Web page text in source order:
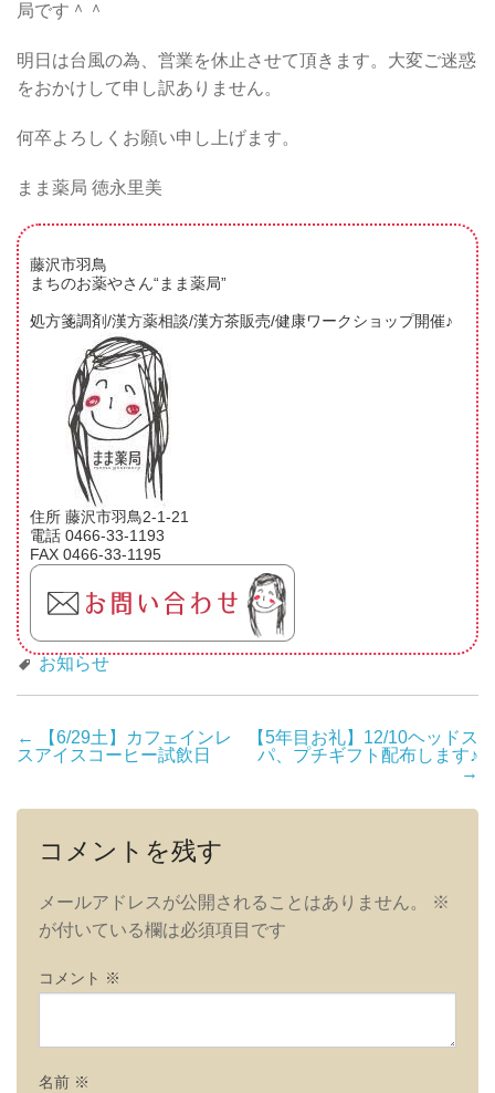
局です＾＾
明日は台風の為、営業を休止させて頂きます。大変ご迷惑
をおかけして申し訳ありません。
何卒よろしくお願い申し上げます。
まま薬局 徳永里美
藤沢市羽鳥
まちのお薬やさん“まま薬局”
処方箋調剤/漢方薬相談/漢方茶販売/健康ワークショップ開催♪
住所 藤沢市羽鳥2-1-21
電話 0466-33-1193
FAX 0466-33-1195
お知らせ
投
稿
ナ
シ
ン
←
【6/29土】カフェインレ
スアイスコーヒー試飲日
【5年目お礼】12/10ヘッドス
パ、プチギフト配布します♪
→
コメントを残す
メールアドレスが公開されることはありません。
※
が付いている欄は必須項目です
コメント ※
名前 ※